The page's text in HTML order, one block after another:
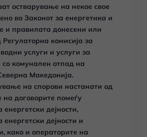
остварување на некое свое
во Законот за енергетика и
и правилата донесени или
комисија за
услуги и услуги за
комунален отпад на
Македонија.
на спорови настанати од
договорите помеѓу
дејности,
дејности и
како и операторите на